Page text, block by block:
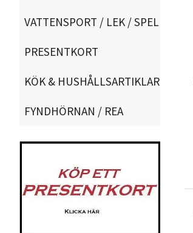
VATTENSPORT / LEK / SPEL
PRESENTKORT
KÖK & HUSHÅLLSARTIKLAR
FYNDHÖRNAN / REA